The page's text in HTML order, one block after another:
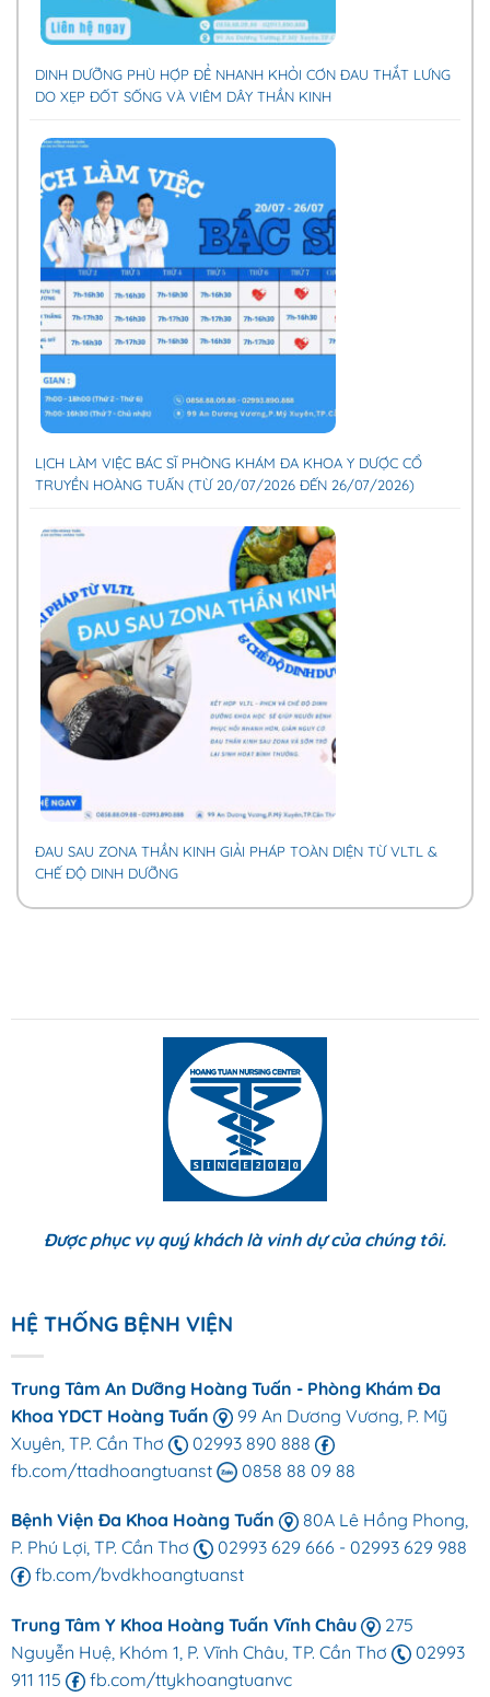
DINH DƯỠNG PHÙ HỢP ĐỂ NHANH KHỎI CƠN ĐAU THẮT LƯNG
DO XẸP ĐỐT SỐNG VÀ VIÊM DÂY THẦN KINH
LỊCH LÀM VIỆC BÁC SĨ PHÒNG KHÁM ĐA KHOA Y DƯỢC CỔ
TRUYỀN HOÀNG TUẤN (TỪ 20/07/2026 ĐẾN 26/07/2026)
ĐAU SAU ZONA THẦN KINH GIẢI PHÁP TOÀN DIỆN TỪ VLTL &
CHẾ ĐỘ DINH DƯỠNG
Được phục vụ quý khách là vinh dự của chúng tôi.
HỆ THỐNG BỆNH VIỆN
Trung Tâm An Dưỡng Hoàng Tuấn - Phòng Khám Đa
Khoa YDCT Hoàng Tuấn
99 An Dương Vương, P. Mỹ
Xuyên, TP. Cần Thơ
02993 890 888
fb.com/ttadhoangtuanst
0858 88 09 88
Bệnh Viện Đa Khoa Hoàng Tuấn
80A Lê Hồng Phong,
P. Phú Lợi, TP. Cần Thơ
02993 629 666 - 02993 629 988
fb.com/bvdkhoangtuanst
Trung Tâm Y Khoa Hoàng Tuấn Vĩnh Châu
275
Nguyễn Huệ, Khóm 1, P. Vĩnh Châu, TP. Cần Thơ
02993
911 115
fb.com/ttykhoangtuanvc